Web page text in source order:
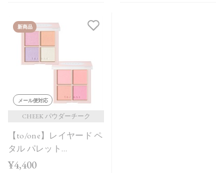
新商品
メール便対応
CHEEK パウダーチーク
【to/one】レイヤード ペ
タル パレット
［EX03,EX04］＜2026
¥4,400